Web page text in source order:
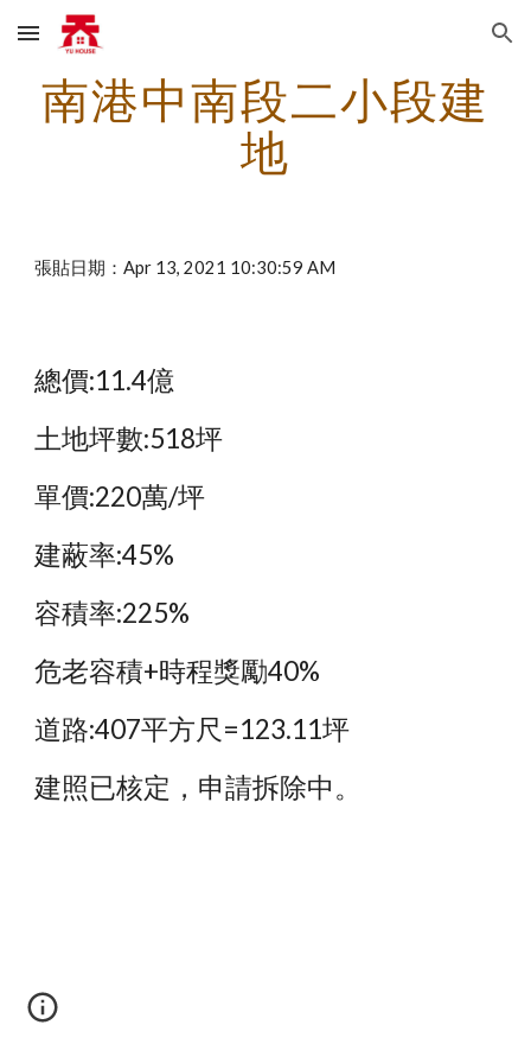
Skip to main content Skip to navigation
南港中南段二小段建
地
張貼日期：Apr 13, 2021 10:30:59 AM
總價:11.4億
土地坪數:518坪
單價:220萬/坪
建蔽率:45%
容積率:225%
危老容積+時程獎勵40%
道路:407平方尺=123.11坪
建照已核定，申請拆除中。